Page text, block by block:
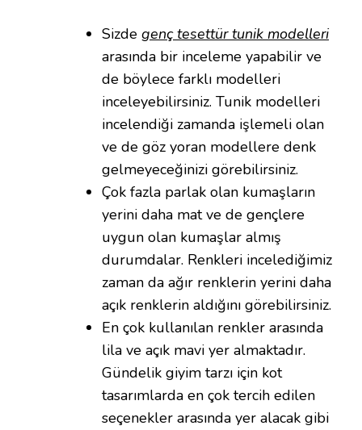
Sizde genç tesettür tunik modelleri
arasında bir inceleme yapabilir ve
de böylece farklı modelleri
inceleyebilirsiniz. Tunik modelleri
incelendiği zamanda işlemeli olan
ve de göz yoran modellere denk
gelmeyeceğinizi görebilirsiniz.
Çok fazla parlak olan kumaşların
yerini daha mat ve de gençlere
uygun olan kumaşlar almış
durumdalar. Renkleri incelediğimiz
zaman da ağır renklerin yerini daha
açık renklerin aldığını görebilirsiniz.
En çok kullanılan renkler arasında
lila ve açık mavi yer almaktadır.
Gündelik giyim tarzı için kot
tasarımlarda en çok tercih edilen
seçenekler arasında yer alacak gibi